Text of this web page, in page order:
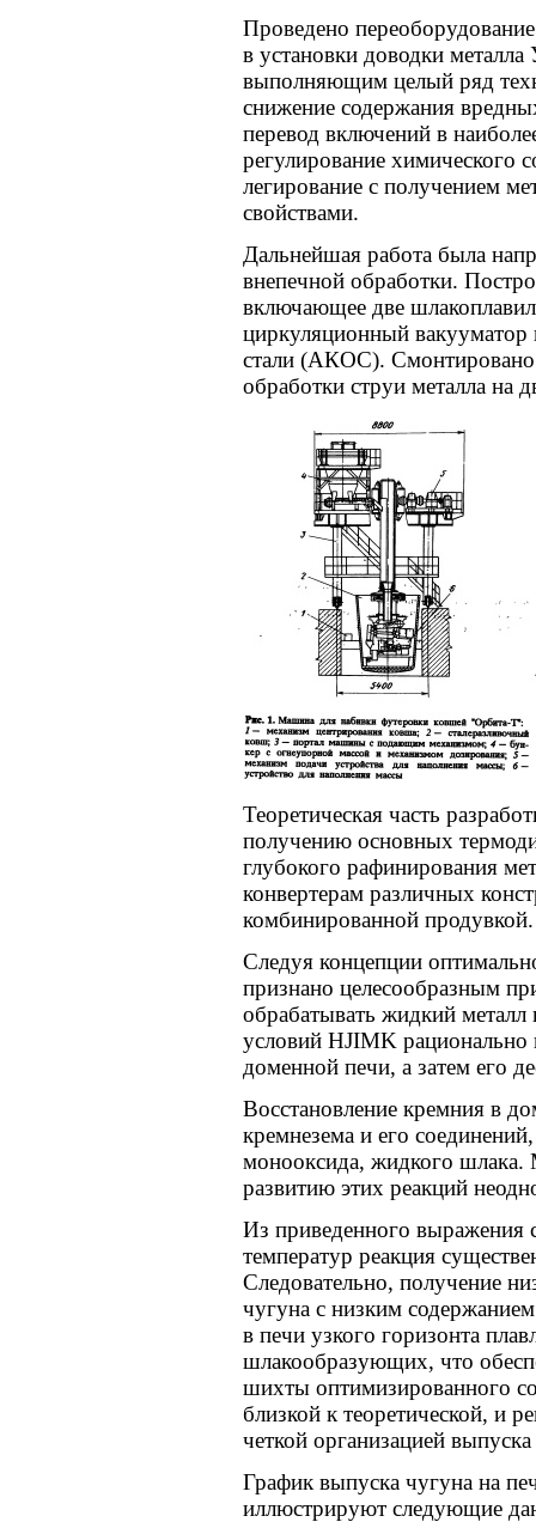
Проведено
в установки доводки
выполняющим целый ряд
снижение содержания
перевод включений в
регулирование химического
легирование с получением
свойствами.
Дальнейшая работа была
внепечной обработки.
включающее две
циркуляционный вакууматор
стали (АКОС).
обработки струи металла
Теоретическая часть
получению основных
глубокого рафинирования
конвертерам различных
комбинированной продувкой.
Следуя концепции
признано целесообразным
обрабатывать жидкий металл
условий HJIMK рационально
доменной печи, а затем его
Восстановление кремния в
кремнезема и его
монооксида, жидкого
развитию этих реакций
Из приведенного выражения
температур реакция
Следовательно, получение
чугуна с низким
в печи узкого горизонта
шлакообразующих, что
шихты оптимизированного
близкой к теоретической, и
четкой организацией
График выпуска чугуна на
иллюстрируют следующие